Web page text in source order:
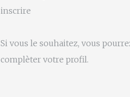
inscrire
Si vous le souhaitez, vous
complèter votre profil.